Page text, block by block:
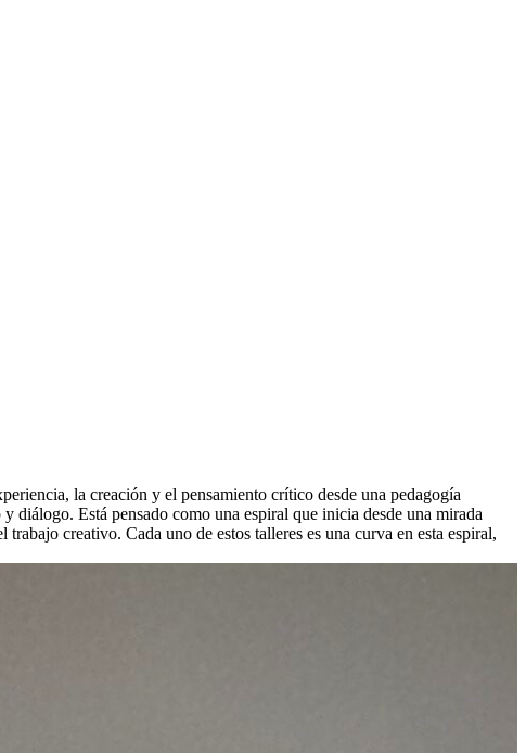
la creación y el pensamiento crítico desde una pedagogía
Está pensado como una espiral que inicia desde una mirada
creativo. Cada uno de estos talleres es una curva en esta espiral,